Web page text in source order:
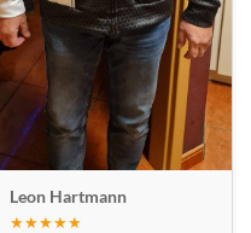
Leon Hartmann
★★★★★